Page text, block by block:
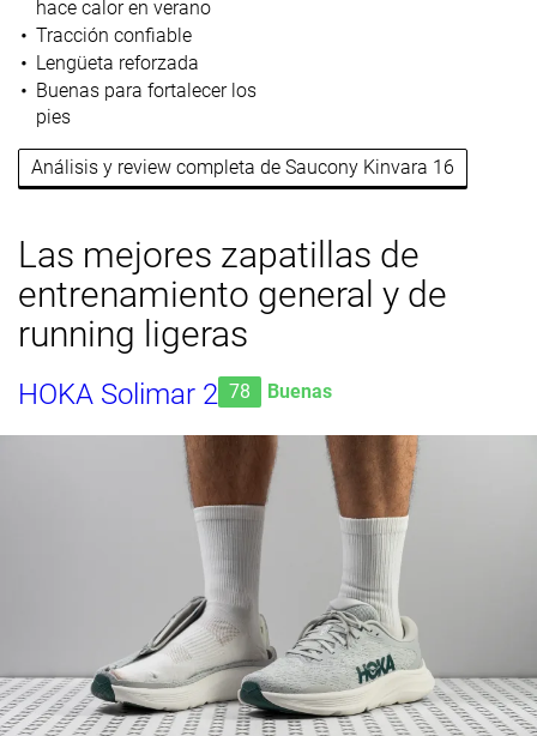
hace calor en verano
Tracción confiable
Lengüeta reforzada
Buenas para fortalecer los
pies
Análisis y review completa de Saucony Kinvara 16
Las mejores zapatillas de
entrenamiento general y de
running ligeras
HOKA Solimar 2 78 Buenas